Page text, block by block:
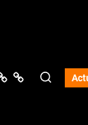
Services